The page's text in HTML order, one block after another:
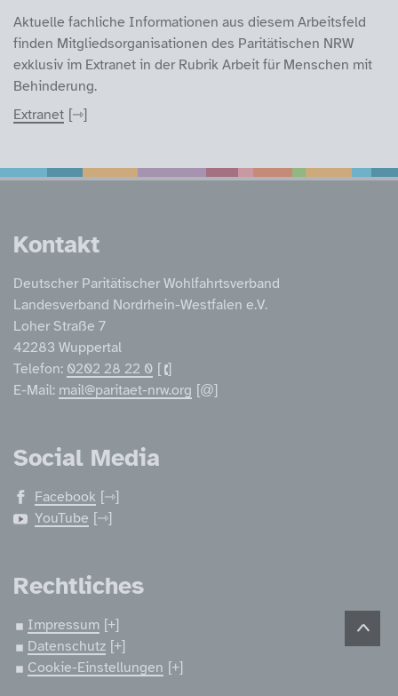
Aktuelle fachliche Informationen aus diesem Arbeitsfeld
finden Mitgliedsorganisationen des Paritätischen NRW
exklusiv im Extranet in der Rubrik Arbeit für Menschen mit
Behinderung.
Extranet
Service
Kontakt
Deutscher Paritätischer Wohlfahrtsverband
Landesverband Nordrhein-Westfalen e.V.
Loher Straße 7
42283 Wuppertal
Telefon: 0202 28 22 0
E-Mail: mail@paritaet-nrw.org
Social Media
Facebook
YouTube
Rechtliches
Impressum
Datenschutz
Cookie-Einstellungen